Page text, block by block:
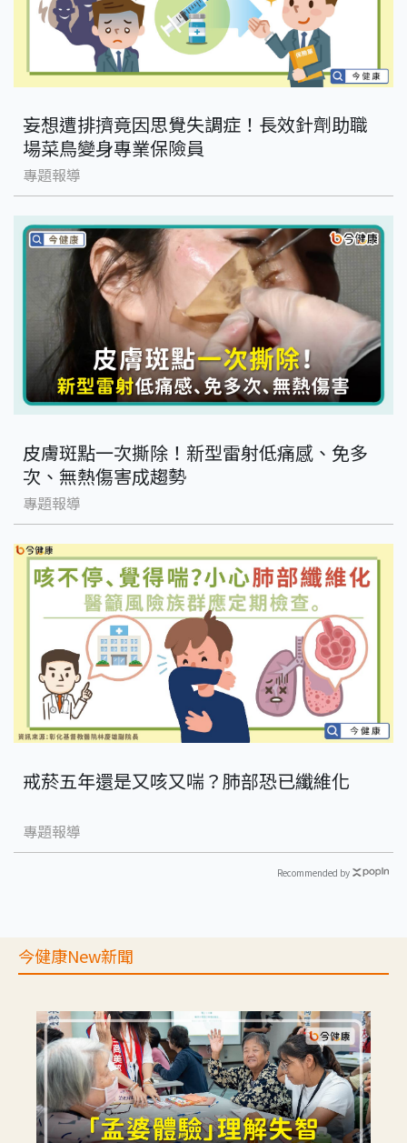
妄想遭排擠竟因思覺失調症！長效針劑助職
場菜鳥變身專業保險員
專題報導
皮膚斑點一次撕除！新型雷射低痛感、免多
次、無熱傷害成趨勢
專題報導
戒菸五年還是又咳又喘？肺部恐已纖維化
專題報導
Recommended by
今健康New新聞